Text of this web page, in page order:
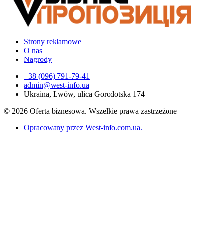
Strony reklamowe
O nas
Nagrody
+38 (096) 791-79-41
admin@west-info.ua
Ukraina, Lwów, ulica Gorodotska 174
© 2026 Oferta biznesowa. Wszelkie prawa zastrzeżone
Opracowany przez West-info.com.ua.